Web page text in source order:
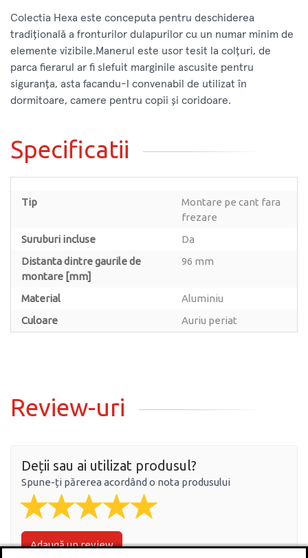
Colectia Hexa este conceputa pentru deschiderea
tradițională a fronturilor dulapurilor cu un numar minim de
elemente vizibile.Manerul este usor tesit la colțuri, de
parca fierarul ar fi slefuit marginile ascusite pentru
siguranța, asta facandu-l convenabil de utilizat în
dormitoare, camere pentru copii și coridoare.
Specificatii
Tip
Montare pe cant fara
frezare
Suruburi incluse
Da
Distanta dintre gaurile de
montare [mm]
96 mm
Material
Aluminiu
Culoare
Auriu periat
Review-uri
Deții sau ai utilizat produsul?
Spune-ți părerea acordând o nota produsului
Adaugă un review